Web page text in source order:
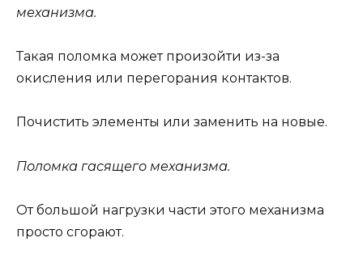
механизма.
Такая поломка может произойти из-за
окисления или перегорания контактов.
Почистить элементы или заменить на новые.
Поломка гасящего механизма.
От большой нагрузки части этого механизма
просто сгорают.